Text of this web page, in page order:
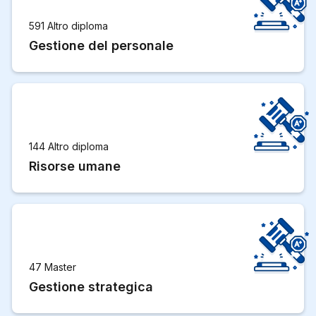
591 Altro diploma
Gestione del personale
144 Altro diploma
Risorse umane
47 Master
Gestione strategica